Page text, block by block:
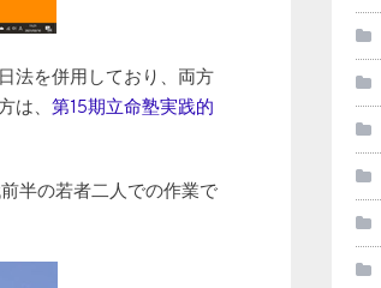
法を併用しており、両方
は、 第15期立命塾実践的
半の若者二人での作業で